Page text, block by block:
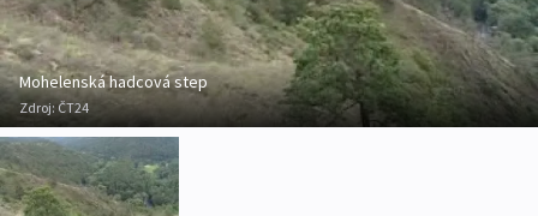
Mohelenská hadcová step
Zdroj: ČT24